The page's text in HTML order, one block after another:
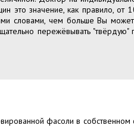
это значение, как правило, от
словами, чем больше Вы
пережёвывать
фасоли в собственном